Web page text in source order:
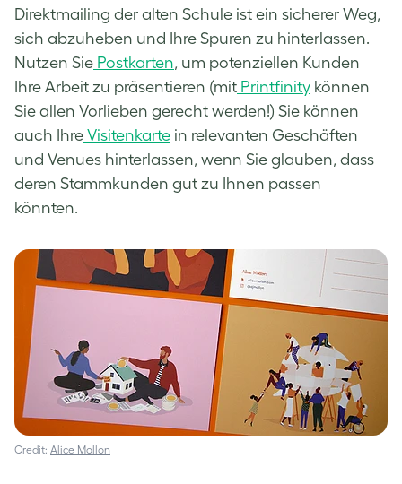
Direktmailing der alten Schule ist ein sicherer Weg,
sich abzuheben und Ihre Spuren zu hinterlassen.
Nutzen Sie Postkarten, um potenziellen Kunden
Ihre Arbeit zu präsentieren (mit Printfinity können
Sie allen Vorlieben gerecht werden!) Sie können
auch Ihre Visitenkarte in relevanten Geschäften
und Venues hinterlassen, wenn Sie glauben, dass
deren Stammkunden gut zu Ihnen passen
könnten.
Credit: Alice Mollon